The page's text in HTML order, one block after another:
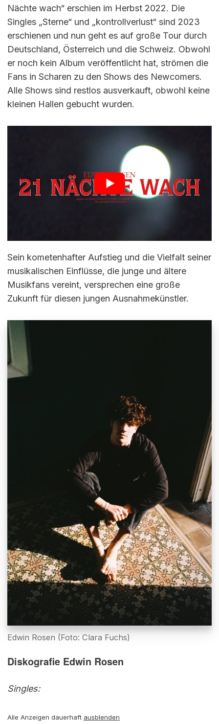
Nächte wach“ erschien im Herbst 2022. Die
Singles „Sterne“ und „kontrollverlust“ sind 2023
erschienen und nun geht es auf große Tour durch
Deutschland, Österreich und die Schweiz. Obwohl
er noch kein Album veröffentlicht hat, strömen die
Fans in Scharen zu den Shows des Newcomers.
Alle Shows sind restlos ausverkauft, obwohl keine
kleinen Hallen gebucht wurden.
Sein kometenhafter Aufstieg und die Vielfalt seiner
musikalischen Einflüsse, die junge und ältere
Musikfans vereint, versprechen eine große
Zukunft für diesen jungen Ausnahmekünstler.
Edwin Rosen (Foto: Clara Fuchs)
Diskografie Edwin Rosen
Singles:
Alle Anzeigen dauerhaft ausblenden